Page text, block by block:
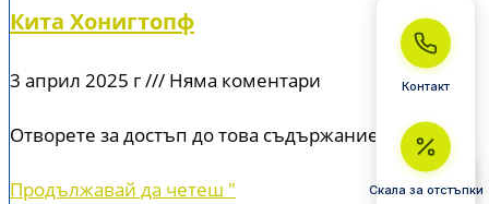
Кита Хонигтопф
3 април 2025 г Няма коментари
Отворете за достъп до това съдържание
Продължавай да четеш "
Контакт
Скала за отстъпки